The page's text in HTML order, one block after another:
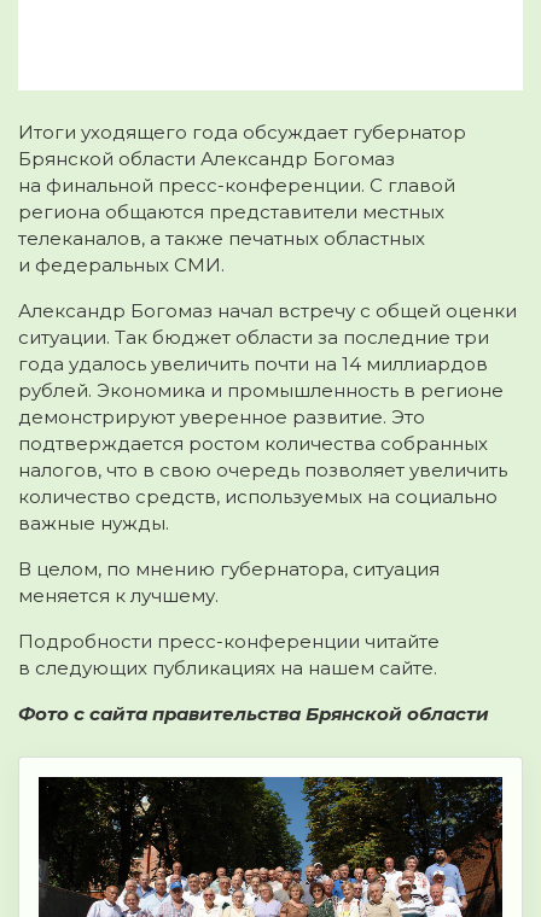
Итоги уходящего года обсуждает губернатор
Брянской области Александр Богомаз
на финальной пресс-конференции. С главой
региона общаются представители местных
телеканалов, а также печатных областных
и федеральных СМИ.
Александр Богомаз начал встречу с общей оценки
ситуации. Так бюджет области за последние три
года удалось увеличить почти на 14 миллиардов
рублей. Экономика и промышленность в регионе
демонстрируют уверенное развитие. Это
подтверждается ростом количества собранных
налогов, что в свою очередь позволяет увеличить
количество средств, используемых на социально
важные нужды.
В целом, по мнению губернатора, ситуация
меняется к лучшему.
Подробности пресс-конференции читайте
в следующих публикациях на нашем сайте.
Фото с сайта правительства Брянской области